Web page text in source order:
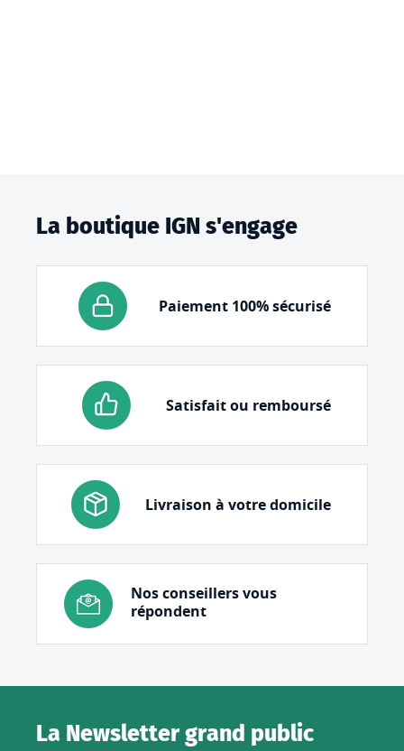
La boutique IGN s'engage
Paiement 100% sécurisé
Satisfait ou remboursé
Livraison à votre domicile
Nos conseillers vous
répondent
La Newsletter grand public